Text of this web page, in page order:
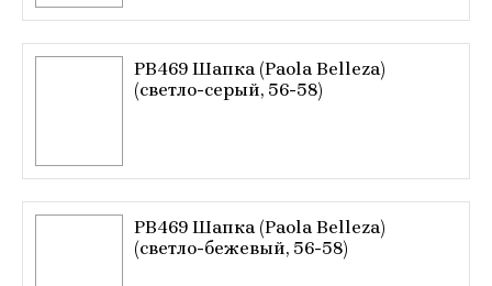
PB469 Шапка (Paola Belleza)
(светло-серый, 56-58)
PB469 Шапка (Paola Belleza)
(светло-бежевый, 56-58)